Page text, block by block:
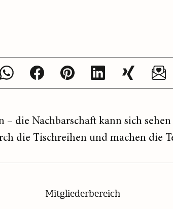
die Nachbarschaft kann sich
die Tischreihen und machen die
Mitgliederbereich